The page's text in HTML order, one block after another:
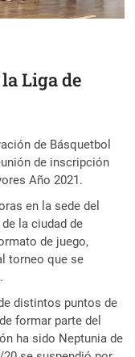
Liga de
de Básquetbol
de inscripción
Año 2021.
en la sede del
la ciudad de
de juego,
torneo que se
distintos puntos de
formar parte del
ha sido Neptunia de